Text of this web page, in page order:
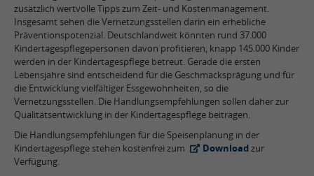
zusätzlich wertvolle Tipps zum Zeit- und Kostenmanagement.
Insgesamt sehen die Vernetzungsstellen darin ein erhebliche
Präventionspotenzial. Deutschlandweit könnten rund 37.000
Kindertagespflegepersonen davon profitieren, knapp 145.000 Kinder
werden in der Kindertagespflege betreut. Gerade die ersten
Lebensjahre sind entscheidend für die Geschmacksprägung und für
die Entwicklung vielfältiger Essgewohnheiten, so die
Vernetzungsstellen. Die Handlungsempfehlungen sollen daher zur
Qualitätsentwicklung in der Kindertagespflege beitragen.
Die Handlungsempfehlungen für die Speisenplanung in der
Kindertagespflege stehen kostenfrei zum
Download zur
Verfügung.